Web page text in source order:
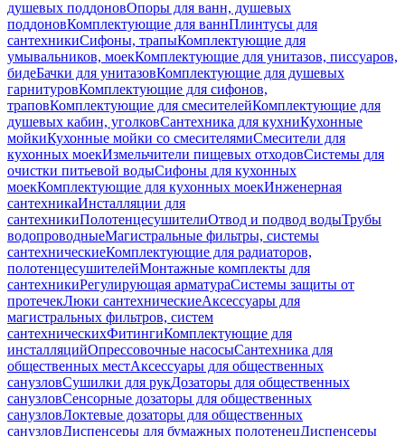
душевых поддоновОпоры для ванн, душевых
поддоновКомплектующие для ваннПлинтусы для
сантехникиСифоны, трапыКомплектующие для
умывальников, моекКомплектующие для унитазов, писсуаров,
бидеБачки для унитазовКомплектующие для душевых
гарнитуровКомплектующие для сифонов,
траповКомплектующие для смесителейКомплектующие для
душевых кабин, уголковСантехника для кухниКухонные
мойкиКухонные мойки со смесителямиСмесители для
кухонных моекИзмельчители пищевых отходовСистемы для
очистки питьевой водыСифоны для кухонных
моекКомплектующие для кухонных моекИнженерная
сантехникаИнсталляции для
сантехникиПолотенцесушителиОтвод и подвод водыТрубы
водопроводныеМагистральные фильтры, системы
сантехническиеКомплектующие для радиаторов,
полотенцесушителейМонтажные комплекты для
сантехникиРегулирующая арматураСистемы защиты от
протечекЛюки сантехническиеАксессуары для
магистральных фильтров, систем
сантехническихФитингиКомплектующие для
инсталляцийОпрессовочные насосыСантехника для
общественных местАксессуары для общественных
санузловСушилки для рукДозаторы для общественных
санузловСенсорные дозаторы для общественных
санузловЛоктевые дозаторы для общественных
санузловДиспенсеры для бумажных полотенецДиспенсеры